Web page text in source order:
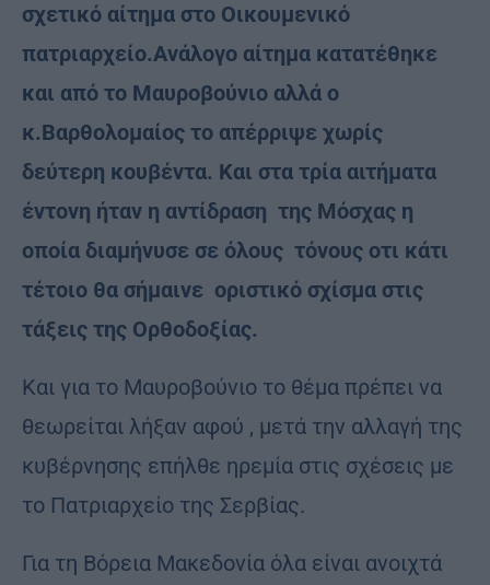
σχετικό αίτημα στο Οικουμενικό
πατριαρχείο.Ανάλογο αίτημα κατατέθηκε
και από το Μαυροβούνιο αλλά ο
κ.Βαρθολομαίος το απέρριψε χωρίς
δεύτερη κουβέντα. Και στα τρία αιτήματα
έντονη ήταν η αντίδραση της Μόσχας η
οποία διαμήνυσε σε όλους τόνους οτι κάτι
τέτοιο θα σήμαινε οριστικό σχίσμα στις
τάξεις της Ορθοδοξίας.
Και για το Μαυροβούνιο το θέμα πρέπει να
θεωρείται λήξαν αφού , μετά την αλλαγή της
κυβέρνησης επήλθε ηρεμία στις σχέσεις με
το Πατριαρχείο της Σερβίας.
Για τη Βόρεια Μακεδονία όλα είναι ανοιχτά